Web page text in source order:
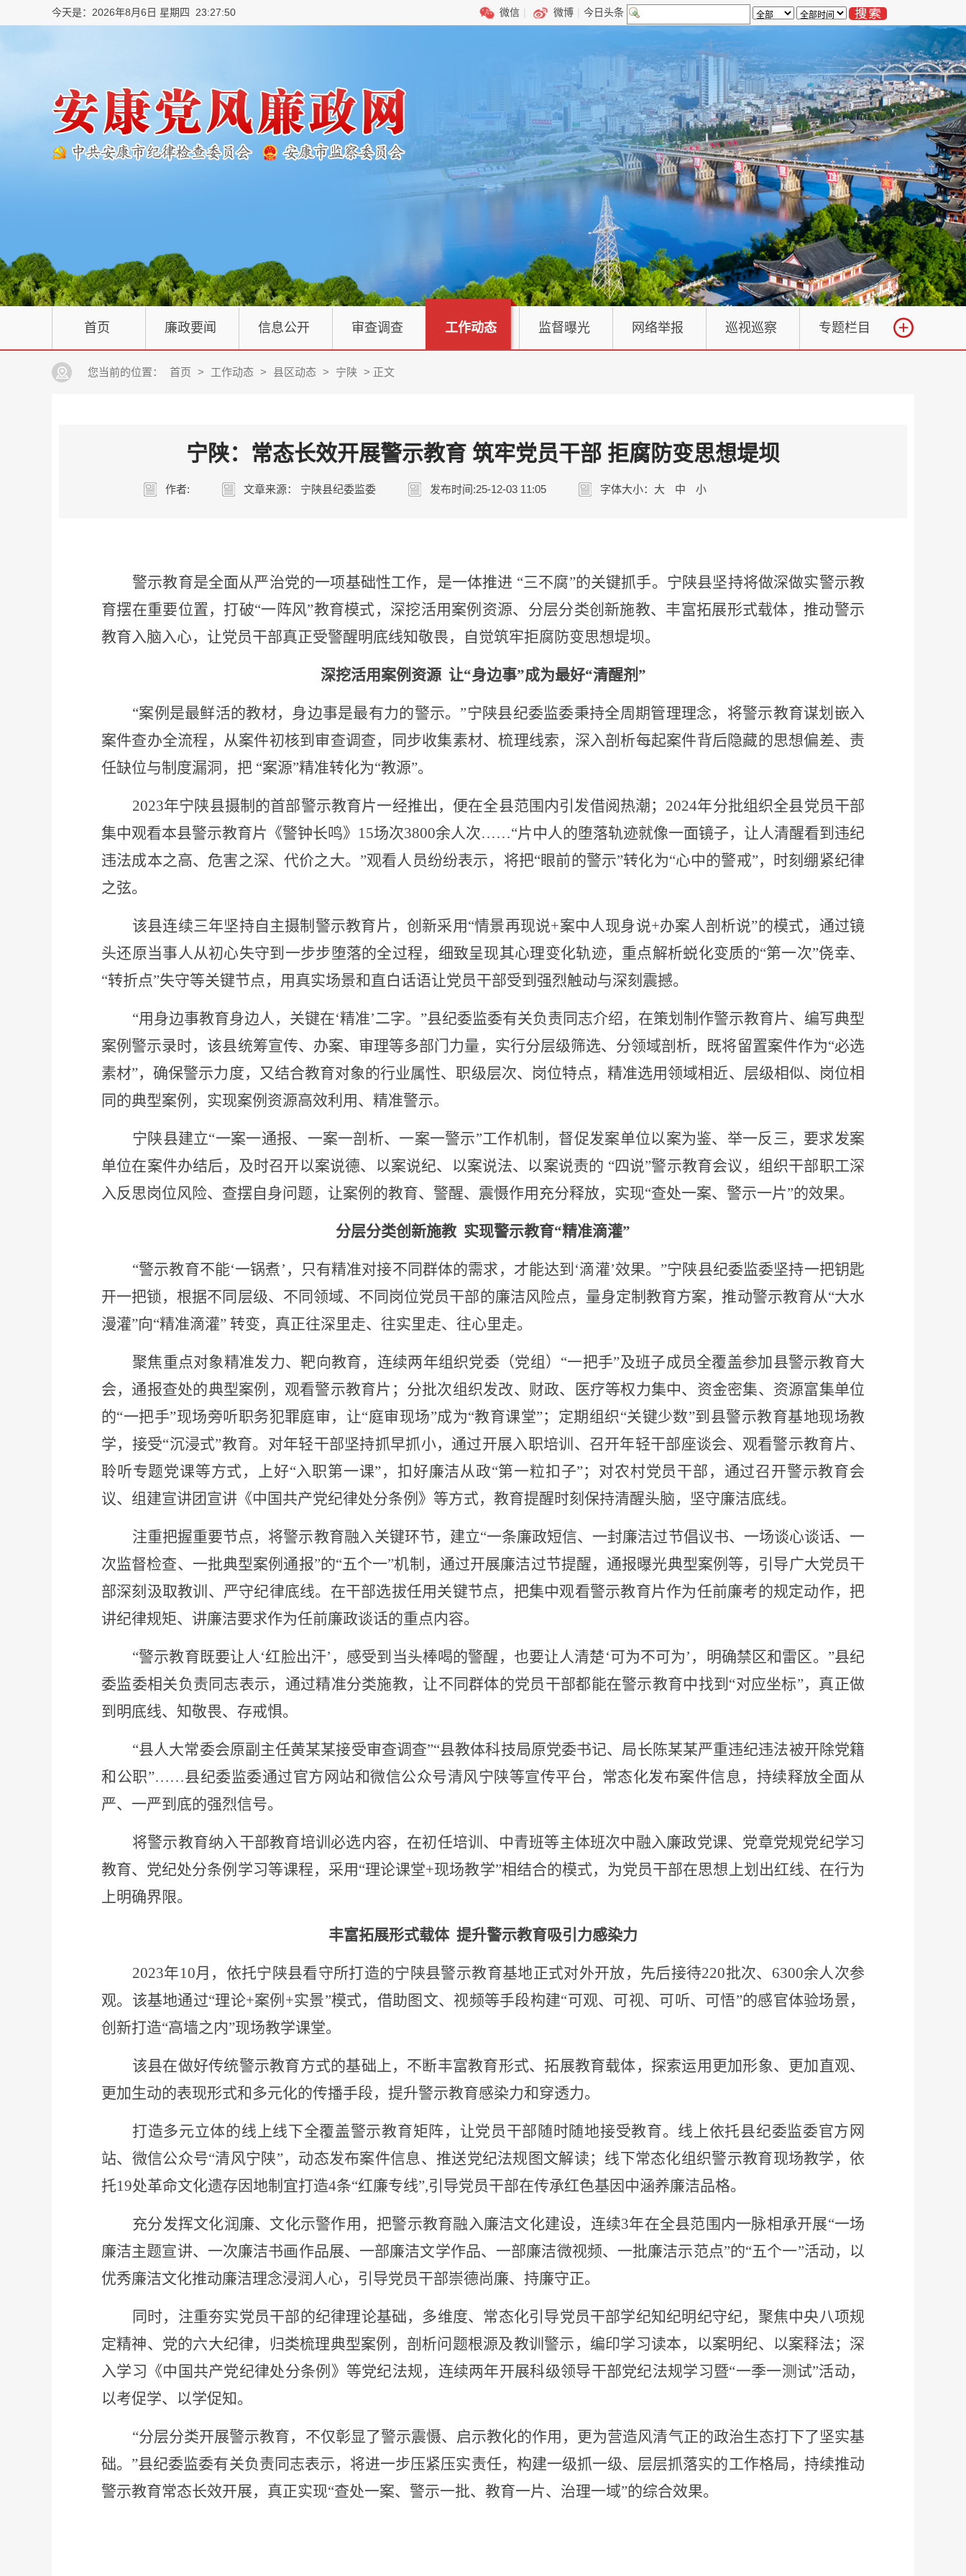
今天是：2026年8月6日 星期四 23:27:51 微信 | 微博 | 今日头条
首页 廉政要闻 信息公开 审查调查 工作动态 监督曝光 网络举报 巡视巡察 专题栏目
您当前的位置： 首页 > 工作动态 > 县区动态 > 宁陕 > 正文
宁陕：常态长效开展警示教育 筑牢党员干部 拒腐防变思想堤坝
作者: 文章来源： 宁陕县纪委监委 发布时间:25-12-03 11:05 字体大小： 大 中 小
警示教育是全面从严治党的一项基础性工作，是一体推进 “三不腐”的关键抓手。宁陕县坚持将做深做实警示教
育摆在重要位置，打破“一阵风”教育模式，深挖活用案例资源、分层分类创新施教、丰富拓展形式载体，推动警示
教育入脑入心，让党员干部真正受警醒明底线知敬畏，自觉筑牢拒腐防变思想堤坝。
深挖活用案例资源 让“身边事”成为最好“清醒剂”
“案例是最鲜活的教材，身边事是最有力的警示。”宁陕县纪委监委秉持全周期管理理念，将警示教育谋划嵌入
案件查办全流程，从案件初核到审查调查，同步收集素材、梳理线索，深入剖析每起案件背后隐藏的思想偏差、责
任缺位与制度漏洞，把 “案源”精准转化为“教源”。
2023年宁陕县摄制的首部警示教育片一经推出，便在全县范围内引发借阅热潮；2024年分批组织全县党员干部
集中观看本县警示教育片《警钟长鸣》15场次3800余人次……“片中人的堕落轨迹就像一面镜子，让人清醒看到违纪
违法成本之高、危害之深、代价之大。”观看人员纷纷表示，将把“眼前的警示”转化为“心中的警戒”，时刻绷紧纪律
之弦。
该县连续三年坚持自主摄制警示教育片，创新采用 “情景再现说+案中人现身说+办案人剖析说”的模式，通过镜
头还原当事人从初心失守到一步步堕落的全过程，细致呈现其心理变化轨迹，重点解析蜕化变质的“第一次”侥幸、
“转折点”失守等关键节点，用真实场景和直白话语让党员干部受到强烈触动与深刻震撼。
“用身边事教育身边人，关键在‘精准’二字。”县纪委监委有关负责同志介绍，在策划制作警示教育片、编写典型
案例警示录时，该县统筹宣传、办案、审理等多部门力量，实行分层级筛选、分领域剖析，既将留置案件作为“必选
素材”，确保警示力度，又结合教育对象的行业属性、职级层次、岗位特点，精准选用领域相近、层级相似、岗位相
同的典型案例，实现案例资源高效利用、精准警示。
宁陕县建立“一案一通报、一案一剖析、一案一警示”工作机制，督促发案单位以案为鉴、举一反三，要求发案
单位在案件办结后，及时召开以案说德、以案说纪、以案说法、以案说责的 “四说”警示教育会议，组织干部职工深
入反思岗位风险、查摆自身问题，让案例的教育、警醒、震慑作用充分释放，实现“查处一案、警示一片”的效果。
分层分类创新施教 实现警示教育“精准滴灌”
“警示教育不能‘一锅煮’，只有精准对接不同群体的需求，才能达到‘滴灌’效果。”宁陕县纪委监委坚持一把钥匙
开一把锁，根据不同层级、不同领域、不同岗位党员干部的廉洁风险点，量身定制教育方案，推动警示教育从“大水
漫灌”向“精准滴灌” 转变，真正往深里走、往实里走、往心里走。
聚焦重点对象精准发力、靶向教育，连续两年组织党委（党组） “一把手”及班子成员全覆盖参加县警示教育大
会，通报查处的典型案例，观看警示教育片；分批次组织发改、财政、医疗等权力集中、资金密集、资源富集单位
的“一把手”现场旁听职务犯罪庭审，让“庭审现场”成为“教育课堂”；定期组织“关键少数”到县警示教育基地现场教
学，接受“沉浸式”教育。对年轻干部坚持抓早抓小，通过开展入职培训、召开年轻干部座谈会、观看警示教育片、
聆听专题党课等方式，上好“入职第一课”，扣好廉洁从政“第一粒扣子”；对农村党员干部，通过召开警示教育会
议、组建宣讲团宣讲《中国共产党纪律处分条例》等方式，教育提醒时刻保持清醒头脑，坚守廉洁底线。
注重把握重要节点，将警示教育融入关键环节，建立“一条廉政短信、一封廉洁过节倡议书、一场谈心谈话、一
次监督检查、一批典型案例通报”的“五个一”机制，通过开展廉洁过节提醒，通报曝光典型案例等，引导广大党员干
部深刻汲取教训、严守纪律底线。在干部选拔任用关键节点，把集中观看警示教育片作为任前廉考的规定动作，把
讲纪律规矩、讲廉洁要求作为任前廉政谈话的重点内容。
“警示教育既要让人‘红脸出汗’，感受到当头棒喝的警醒，也要让人清楚‘可为不可为’，明确禁区和雷区。”县纪
委监委相关负责同志表示，通过精准分类施教，让不同群体的党员干部都能在警示教育中找到“对应坐标”，真正做
到明底线、知敬畏、存戒惧。
“县人大常委会原副主任黄某某接受审查调查”“县教体科技局原党委书记、局长陈某某严重违纪违法被开除党籍
和公职”……县纪委监委通过官方网站和微信公众号清风宁陕等宣传平台，常态化发布案件信息，持续释放全面从
严、一严到底的强烈信号。
将警示教育纳入干部教育培训必选内容，在初任培训、中青班等主体班次中融入廉政党课、党章党规党纪学习
教育、党纪处分条例学习等课程，采用 “理论课堂+现场教学”相结合的模式，为党员干部在思想上划出红线、在行为
上明确界限。
丰富拓展形式载体 提升警示教育吸引力感染力
2023年10月，依托宁陕县看守所打造的宁陕县警示教育基地正式对外开放，先后接待220批次、6300余人次参
观。该基地通过“理论+案例+实景”模式， 借助图文、视频等手段构建“可观、可视、可听、可悟”的感官体验场景，
创新打造“高墙之内”现场教学课堂。
该县在做好传统警示教育方式的基础上，不断丰富教育形式、拓展教育载体，探索运用更加形象、更加直观、
更加生动的表现形式和多元化的传播手段，提升警示教育感染力和穿透力。
打造多元立体的线上线下全覆盖警示教育矩阵，让党员干部随时随地接受教育。线上依托县纪委监委官方网
站、微信公众号“清风宁陕”，动态发布案件信息、推送党纪法规图文解读；线下常态化组织警示教育现场教学，依
托19处革命文化遗存因地制宜打造4条“红廉专线”,引导党员干部在传承红色基因中涵养廉洁品格。
充分发挥文化润廉、文化示警作用，把警示教育融入廉洁文化建设， 连续3年在全县范围内一脉相承开展“一场
廉洁主题宣讲、一次廉洁书画作品展、一部廉洁文学作品、一部廉洁微视频、一批廉洁示范点”的“五个一”活动，以
优秀廉洁文化推动廉洁理念浸润人心，引导党员干部崇德尚廉、持廉守正。
同时，注重夯实党员干部的纪律理论基础，多维度、常态化引导党员干部学纪知纪明纪守纪，聚焦中央八项规
定精神、党的六大纪律，归类梳理典型案例，剖析问题根源及教训警示，编印学习读本，以案明纪、以案释法；深
入学习《中国共产党纪律处分条例》等党纪法规，连续两年开展科级领导干部党纪法规学习暨“一季一测试”活动，
以考促学、以学促知。
“分层分类开展警示教育，不仅彰显了警示震慑、启示教化的作用，更为营造风清气正的政治生态打下了坚实基
础。”县纪委监委有关负责同志表示，将进一步压紧压实责任，构建一级抓一级、层层抓落实的工作格局，持续推动
警示教育常态长效开展，真正实现“查处一案、警示一批、教育一片、治理一域”的综合效果。